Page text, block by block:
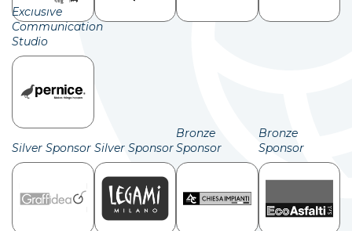
Exclusive
Communication
Studio
Silver Sponsor Silver Sponsor
Bronze
Sponsor
Bronze
Sponsor